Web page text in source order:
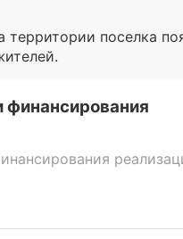
территории поселка
финансирования